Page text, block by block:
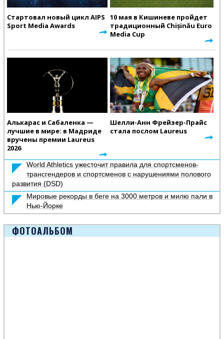
Стартовал новый цикл AIPS
Sport Media Awards
10 мая в Кишиневе пройдет
традиционный Chișinău Euro
Media Cup
Алькарас и Сабаленка —
лучшие в мире: в Мадриде
вручены премии Laureus
2026
Шелли-Анн Фрейзер-Прайс
стала послом Laureus
World Athletics ужесточит правила для спортсменов-
трансгендеров и спортсменов с нарушениями полового
развития (DSD)
Мировые рекорды в беге на 3000 метров и милю пали в
Нью-Йорке
ФОТОАЛЬБОМ